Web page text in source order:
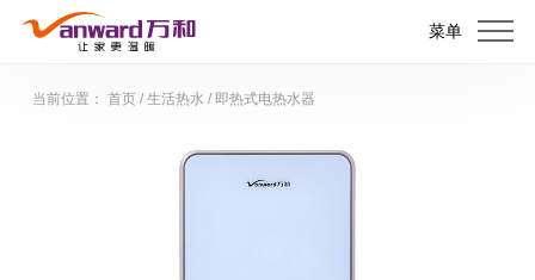
菜单
当前位置： 首页/ 生活热水 / 即热式电热水器